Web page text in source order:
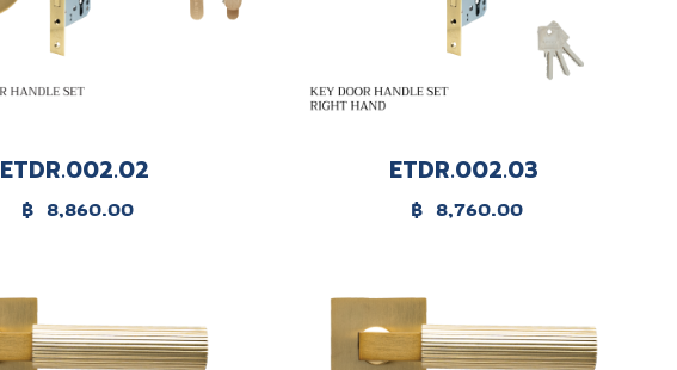
ETDR.002.02
฿ 8,860.00
ETDR.002.03
฿ 8,760.00